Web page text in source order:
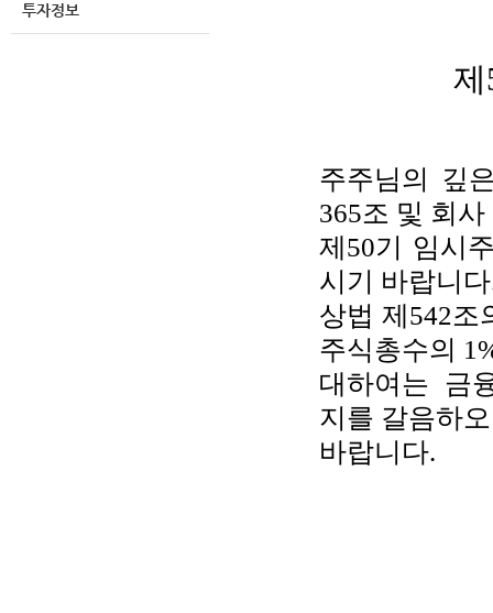
투자정보
제
주주님의 깊
365조 및 회
제50기 임시
시기 바랍니
상법 제542조
주식총수의
대하여는 금
지를 갈음하
바랍니다.